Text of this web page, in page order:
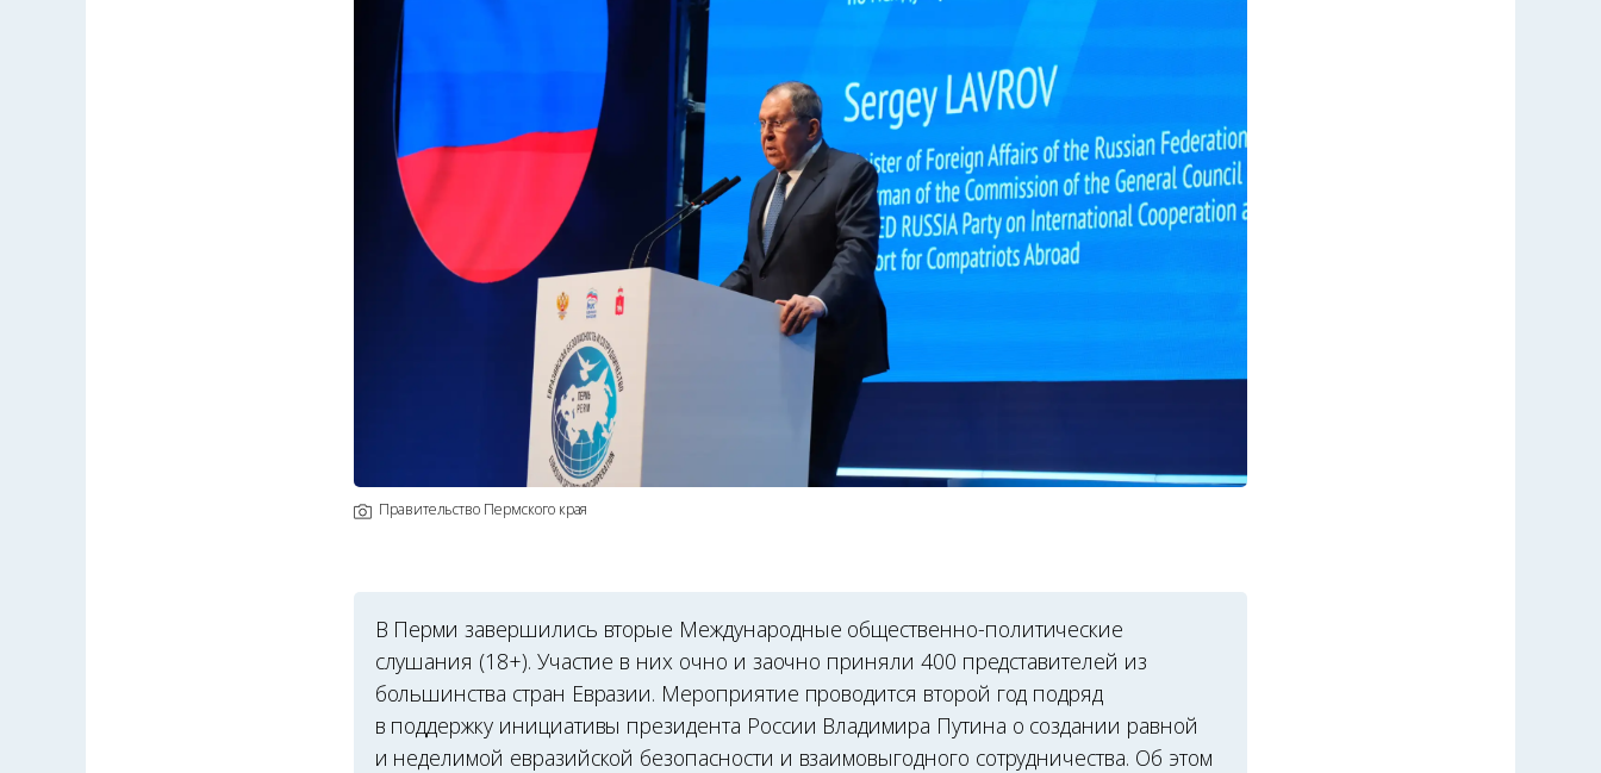
Правительство Пермского края
В Перми завершились вторые Международные общественно-политические
слушания (18+). Участие в них очно и заочно приняли 400 представителей из
большинства стран Евразии. Мероприятие проводится второй год подряд
в поддержку инициативы президента России Владимира Путина о создании равной
и неделимой евразийской безопасности и взаимовыгодного сотрудничества. Об этом